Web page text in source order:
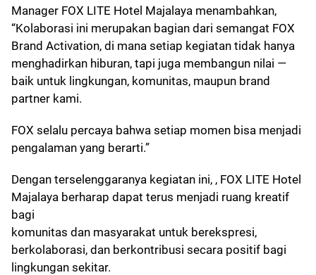
Manager FOX LITE Hotel Majalaya menambahkan,
“Kolaborasi ini merupakan bagian dari semangat FOX
Brand Activation, di mana setiap kegiatan tidak hanya
menghadirkan hiburan, tapi juga membangun nilai —
baik untuk lingkungan, komunitas, maupun brand
partner kami.
FOX selalu percaya bahwa setiap momen bisa menjadi
pengalaman yang berarti.”
Dengan terselenggaranya kegiatan ini, , FOX LITE Hotel
Majalaya berharap dapat terus menjadi ruang kreatif
bagi
komunitas dan masyarakat untuk berekspresi,
berkolaborasi, dan berkontribusi secara positif bagi
lingkungan sekitar.